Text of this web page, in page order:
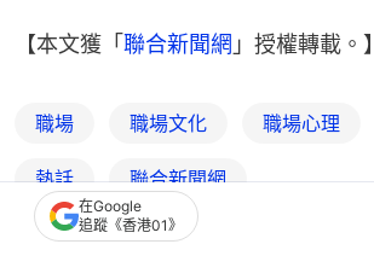
【本文獲「 聯合新聞網 」授權轉載。】
職場 職場文化 職場心理
熱話 聯合新聞網
在Google
追蹤《香港01》